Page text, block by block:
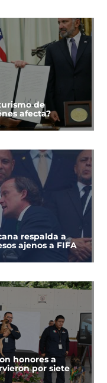
de
afecta?
respalda a
ajenos a FIFA
honores a
por siete